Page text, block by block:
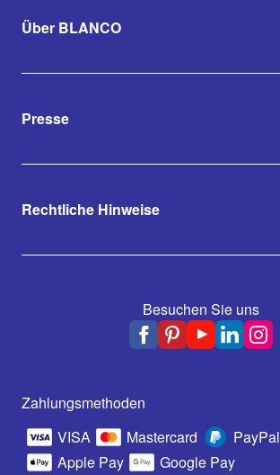
Über BLANCO
Presse
Rechtliche Hinweise
Besuchen Sie uns
Zahlungsmethoden
VISA
Mastercard
PayPal
Apple Pay
Google Pay